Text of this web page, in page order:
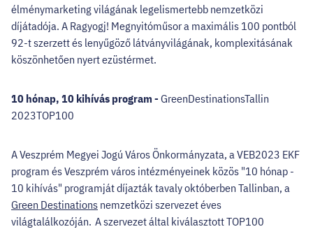
élménymarketing világának legelismertebb nemzetközi
díjátadója. A Ragyogj! Megnyitóműsor a maximális 100 pontból
92-t szerzett és lenyűgöző látványvilágának, komplexitásának
köszönhetően nyert ezüstérmet.
10 hónap, 10 kihívás program - GreenDestinationsTallin
2023TOP100
A Veszprém Megyei Jogú Város Önkormányzata, a VEB2023 EKF
program és Veszprém város intézményeinek közös "10 hónap -
10 kihívás" programját díjazták tavaly októberben Tallinban, a
Green Destinations nemzetközi szervezet éves
világtalálkozóján. A szervezet által kiválasztott TOP100